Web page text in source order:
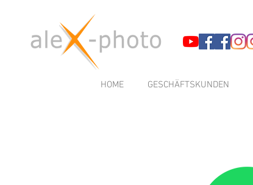
HOME GESCHÄFTSKUNDEN